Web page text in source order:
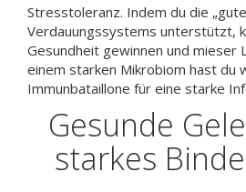
Stresstoleranz. Indem du die
Verdauungssystems unterstützt,
Gesundheit gewinnen und mieser
einem starken Mikrobiom hast du
Immunbataillone für eine starke
Gesunde
starkes